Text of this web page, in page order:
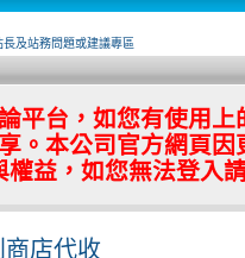
長及站務問題或建議專區
平台，如您有使用
。本公司官方網頁
權益，如您無法登入
店代收